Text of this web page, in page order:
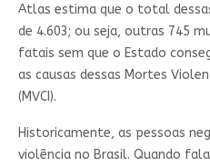
Atlas estima que o total
de 4.603; ou seja, outras 745
fatais sem que o Estado
as causas dessas Mortes
(MVCI).
Historicamente, as pessoas
violência no Brasil. Quando